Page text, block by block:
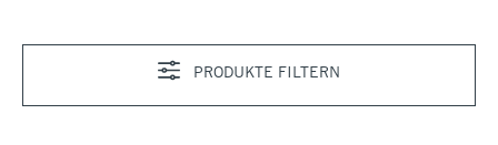
PRODUKTE FILTERN